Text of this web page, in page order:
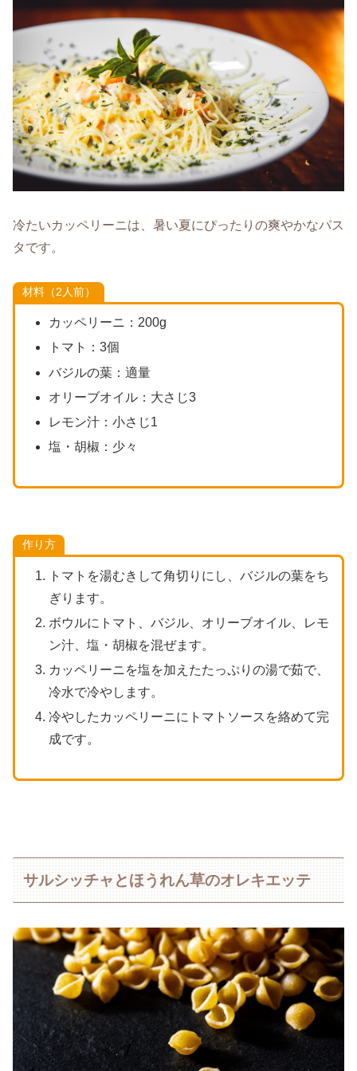
冷たいカッペリーニは、暑い夏にぴったりの爽やかなパス
タです。
材料（2人前）
カッペリーニ：200g
トマト：3個
バジルの葉：適量
オリーブオイル：大さじ3
レモン汁：小さじ1
塩・胡椒：少々
作り方
トマトを湯むきして角切りにし、バジルの葉をち
ぎります。
ボウルにトマト、バジル、オリーブオイル、レモ
ン汁、塩・胡椒を混ぜます。
カッペリーニを塩を加えたたっぷりの湯で茹で、
冷水で冷やします。
冷やしたカッペリーニにトマトソースを絡めて完
成です。
サルシッチャとほうれん草のオレキエッテ